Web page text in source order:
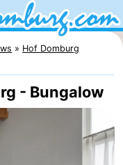
Hof Domburg
- Bungalow